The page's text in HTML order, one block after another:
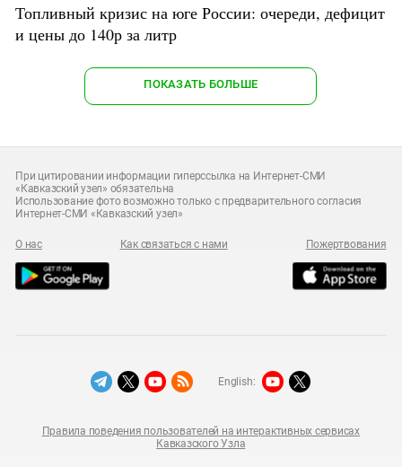
Топливный кризис на юге России: очереди, дефицит
и цены до 140р за литр
ПОКАЗАТЬ БОЛЬШЕ
При цитировании информации гиперссылка на Интернет-СМИ
«Кавказский узел» обязательна
Использование фото возможно только с предварительного согласия
Интернет-СМИ «Кавказский узел»
О нас Как связаться с нами Пожертвования
Правила поведения пользователей на интерактивных сервисах
Кавказского Узла
English: